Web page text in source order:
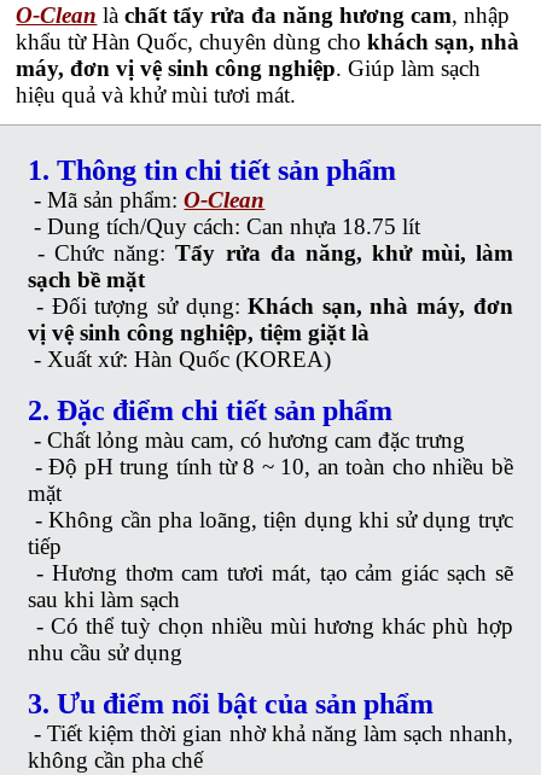
O-Clean làchất tẩy rửa đa năng hương cam, nhập
khẩu từ Hàn Quốc, chuyên dùng chokhách sạn, nhà
máy, đơn vị vệ sinh công nghiệp. Giúp làm sạch
hiệu quả và khử mùi tươi mát.
1. Thông tin chi tiết sản phẩm
- Mã sản phẩm:O-Clean
-Dung tích/Quy cách: Can nhựa 18.75 lít
-Chức năng: Tẩy rửa đa năng, khử mùi, làm
sạch bề mặt
- Đối tượng sử dụng: Khách sạn, nhà máy, đơn
vị vệ sinh công nghiệp, tiệm giặt là
- Xuất xứ: Hàn Quốc (KOREA)
2. Đặc điểm chi tiết sản phẩm
-Chất lỏng màu cam, có hương cam đặc trưng
-Độ pH trung tính từ 8 ~ 10, an toàn cho nhiều bề
mặt
-Không cần pha loãng, tiện dụng khi sử dụng trực
tiếp
- Hương thơm cam tươi mát, tạo cảm giác sạch sẽ
sau khi làm sạch
- Có thể tuỳ chọn nhiều mùi hương khác phù hợp
nhu cầu sử dụng
3. Ưu điểm nổi bật của sản phẩm
-Tiết kiệm thời gian nhờ khả năng làm sạch nhanh,
không cần pha chế